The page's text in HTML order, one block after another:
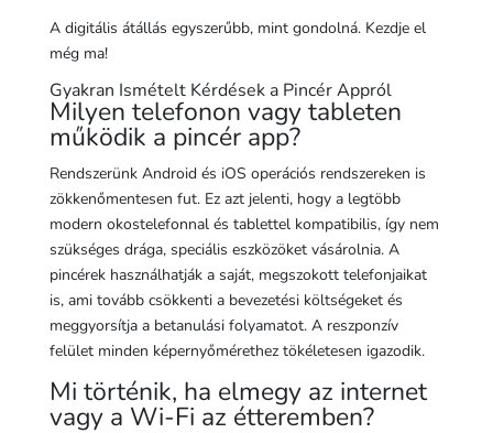
A digitális átállás egyszerűbb, mint gondolná. Kezdje el
még ma!
Gyakran Ismételt Kérdések a Pincér Appról
Milyen telefonon vagy tableten
működik a pincér app?
Rendszerünk Android és iOS operációs rendszereken is
zökkenőmentesen fut. Ez azt jelenti, hogy a legtöbb
modern okostelefonnal és tablettel kompatibilis, így nem
szükséges drága, speciális eszközöket vásárolnia. A
pincérek használhatják a saját, megszokott telefonjaikat
is, ami tovább csökkenti a bevezetési költségeket és
meggyorsítja a betanulási folyamatot. A reszponzív
felület minden képernyőmérethez tökéletesen igazodik.
Mi történik, ha elmegy az internet
vagy a Wi-Fi az étteremben?